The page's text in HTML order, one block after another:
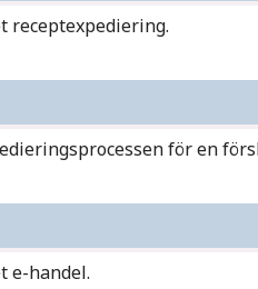
receptexpediering.
för en
e-handel.